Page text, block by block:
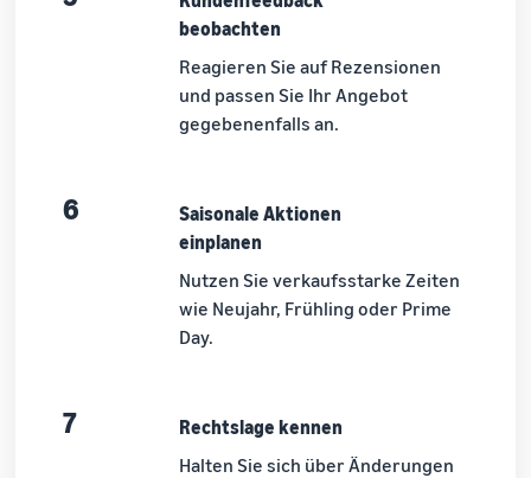
beobachten
Reagieren Sie auf Rezensionen
und passen Sie Ihr Angebot
gegebenenfalls an.
6
Saisonale Aktionen
einplanen
Nutzen Sie verkaufsstarke Zeiten
wie Neujahr, Frühling oder Prime
Day.
7
Rechtslage kennen
Halten Sie sich über Änderungen